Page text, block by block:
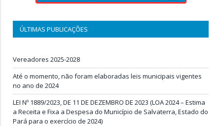
ÚLTIMAS PUBLICAÇÕES
Vereadores 2025-2028
Até o momento, não foram elaboradas leis municipais vigentes
no ano de 2024
LEI Nº 1889/2023, DE 11 DE DEZEMBRO DE 2023 (LOA 2024 – Estima
a Receita e Fixa a Despesa do Município de Salvaterra, Estado do
Pará para o exercício de 2024)